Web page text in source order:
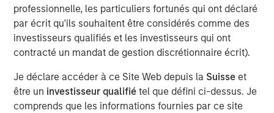
professionnelle, les particuliers fortunés qui ont déclaré
par écrit qu'ils souhaitent être considérés comme des
investisseurs qualifiés et les investisseurs qui ont
contracté un mandat de gestion discrétionnaire écrit).
Je déclare accéder à ce Site Web depuis la Suisse et
être un investisseur qualifiétel que défini ci-dessus. Je
comprends que les informations fournies par ce site
Fund V has been established to originate, purchase and
manage loans secured by value-add / transitional
commercial real estate assets throughout the United
States, which has seen increased demand due to
regulatory changes resulting from the Global Financial
Crisis and the current volatility and dislocation in the
capital and property markets. The Fund intends to create